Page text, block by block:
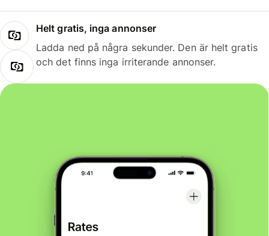
Helt gratis, inga annonser
Ladda ned på några sekunder. Den är helt gratis
och det finns inga irriterande annonser.